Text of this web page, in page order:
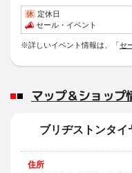
休 定休日
セール・イベント
※詳しいイベント情報は、「セ
マップ＆ショップ
ブリヂストンタイ
住所